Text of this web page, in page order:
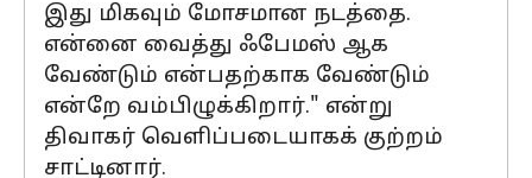
இது மிகவும் மோசமான நடத்தை.
என்னை வைத்து ஃபேமஸ் ஆக
வேண்டும் என்பதற்காக வேண்டும்
என்றே வம்பிழுக்கிறார்." என்று
திவாகர் வெளிப்படையாகக் குற்றம்
சாட்டினார்.